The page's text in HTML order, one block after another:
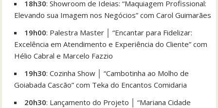
18h30: Showroom de Ideias: “Maquiagem Profissional:
Elevando sua Imagem nos Negócios” com Carol Guimarães
19h00: Palestra Master │ “Encantar para Fidelizar:
Excelência em Atendimento e Experiência do Cliente” com
Hélio Cabral e Marcelo Fazzio
19h30: Cozinha Show │ “Cambotinha ao Molho de
Goiabada Cascão” com Teka do Encantos Comidaria
20h30: Lançamento do Projeto │ “Mariana Cidade